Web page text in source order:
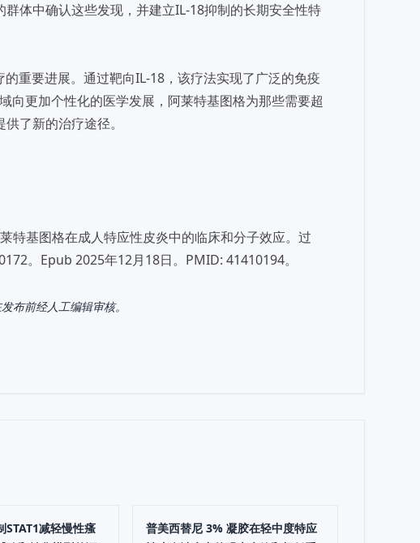
体中确认这些发现，并建立IL-18抑制的长期安全性特
重要进展。通过靶向IL-18，该疗法实现了广泛的免疫
向更加个性化的医学发展，阿莱特基图格为那些需要超
了新的治疗途径。
特基图格在成人特应性皮炎中的临床和分子效应。过
。Epub 2025年12月18日。PMID: 41410194。
布前经人工编辑审核。
STAT1减轻慢性瘙
普美西替尼 3% 凝胶在轻中度特应